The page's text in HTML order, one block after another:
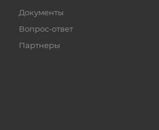
Документы
Вопрос-ответ
Партнеры